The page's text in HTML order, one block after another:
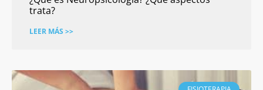
trata?
LEER MÁS >>